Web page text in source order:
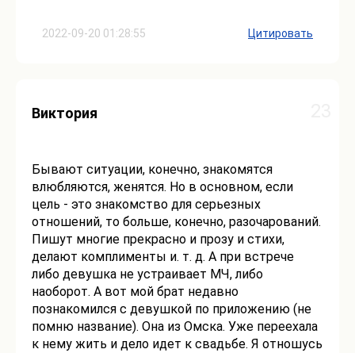
2022-09-20 01:28:55 Цитировать
Виктория
Бывают ситуации, конечно, знакомятся
влюбляются, женятся. Но в основном, если
цель - это знакомство для серьезных
отношений, то больше, конечно, разочарований.
Пишут многие прекрасно и прозу и стихи,
делают комплименты и. т. д. А при встрече
либо девушка не устраивает МЧ, либо
наоборот. А вот мой брат недавно
познакомился с девушкой по приложению (не
помню название). Она из Омска. Уже переехала
к нему жить и дело идет к свадьбе. Я отношусь